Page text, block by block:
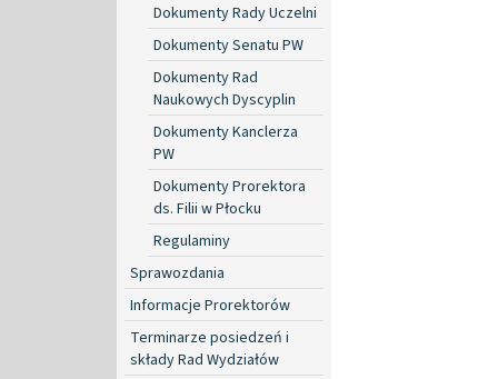
Dokumenty Rady Uczelni
Dokumenty Senatu PW
Dokumenty Rad
Naukowych Dyscyplin
Dokumenty Kanclerza
PW
Dokumenty Prorektora
ds. Filii w Płocku
Regulaminy
Sprawozdania
Informacje Prorektorów
Terminarze posiedzeń i
składy Rad Wydziałów